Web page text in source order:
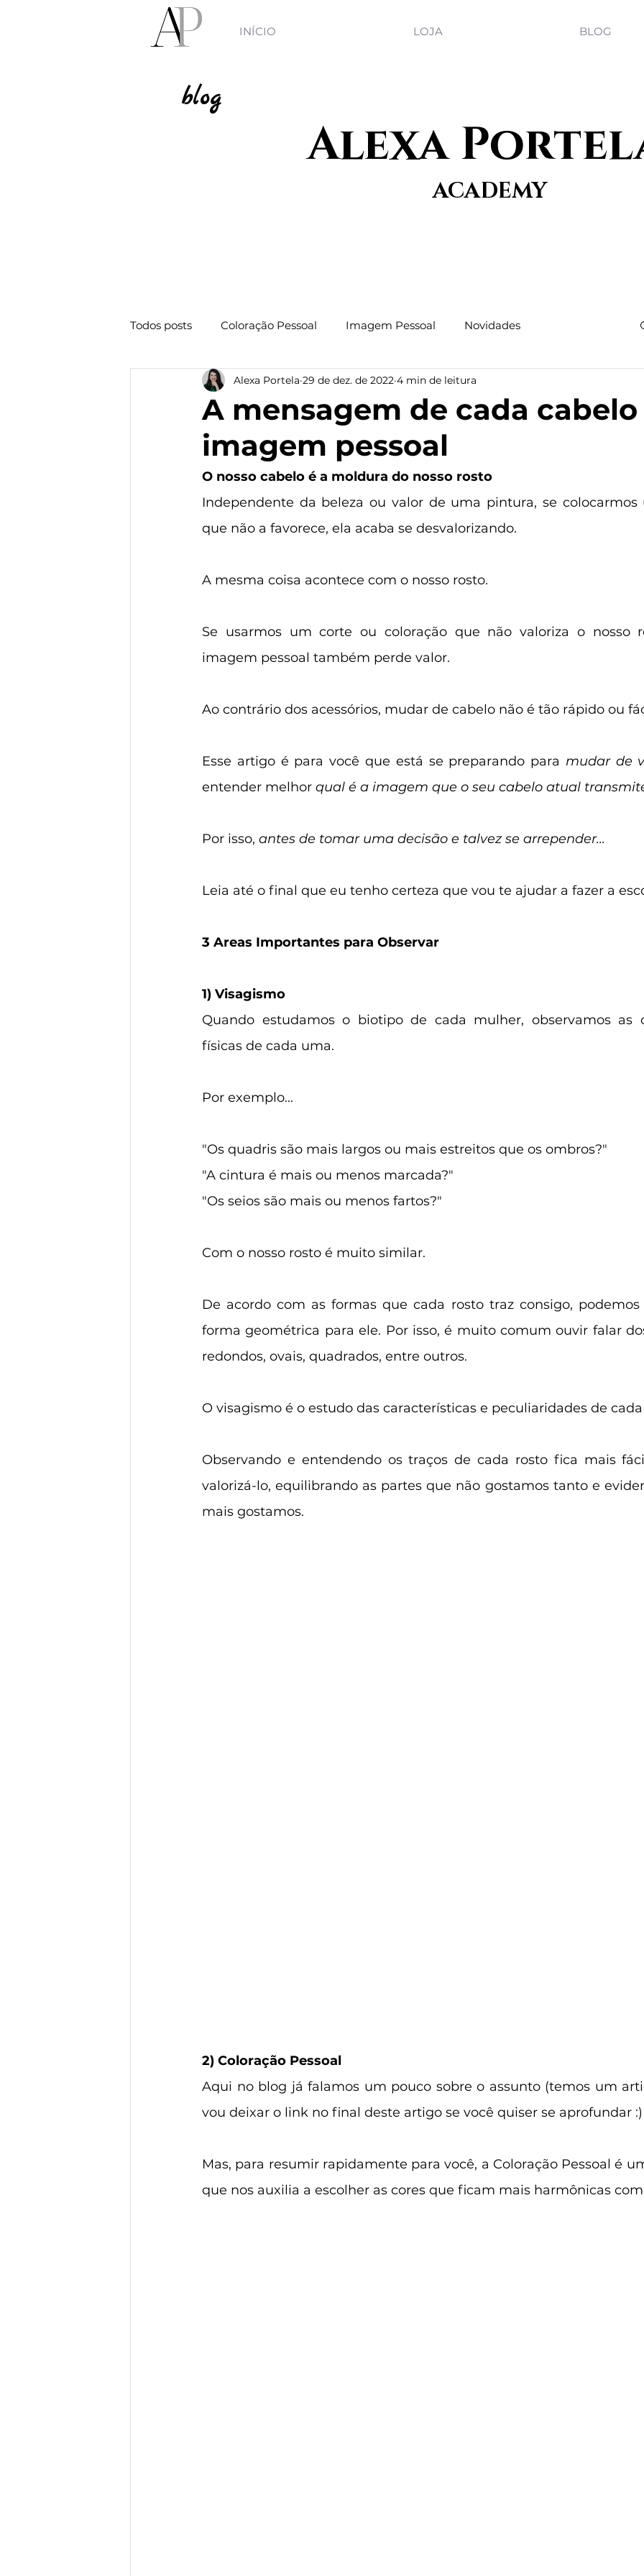
INÍCIO LOJA BLOG
blog
Alexa
ACADEMY
Todos posts Coloração Pessoal Imagem Pessoal Novidades
A mensagem de cada cabelo
imagem pessoal
Alexa Portela 29 de dez. de 2022 4 min de leitura
O nosso cabelo é a moldura do nosso rosto
Independente da beleza ou valor de uma pintura, se colocarmos
que não a favorece, ela acaba se desvalorizando.
A mesma coisa acontece com o nosso rosto.
Se usarmos um corte ou coloração que não valoriza o nosso
imagem pessoal também perde valor.
Ao contrário dos acessórios, mudar de cabelo não é tão rápido ou
Esse artigo é para você que está se preparando para mudar de
entender melhor qual é a imagem que o seu cabelo atual
Por isso, antes de tomar uma decisão e talvez se arrepender...
Leia até o final que eu tenho certeza que vou te ajudar a fazer a
3 Areas Importantes para Observar
1) Visagismo
Quando estudamos o biotipo de cada mulher, observamos as
físicas de cada uma.
Por exemplo...
"Os quadris são mais largos ou mais estreitos que os ombros?"
"A cintura é mais ou menos marcada?"
"Os seios são mais ou menos fartos?"
Com o nosso rosto é muito similar.
De acordo com as formas que cada rosto traz consigo, podemos
forma geométrica para ele. Por isso, é muito comum ouvir falar
redondos, ovais, quadrados, entre outros.
O visagismo é o estudo das características e peculiaridades de
Observando e entendendo os traços de cada rosto fica mais
valorizá-lo, equilibrando as partes que não gostamos tanto e
mais gostamos.
2) Coloração Pessoal
Aqui no blog já falamos um pouco sobre o assunto (temos um
vou deixar o link no final deste artigo se você quiser se aprofundar :)
Mas, para resumir rapidamente para você, a Coloração Pessoal é
que nos auxilia a escolher as cores que ficam mais harmônicas